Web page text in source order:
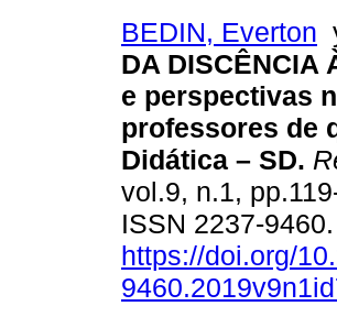
BEDIN, Everton
DA DISCÊNCIA
e perspectivas
professores de
Didática – SD.
vol.9, n.1,
ISSN 2237-9460.
https://doi.org/